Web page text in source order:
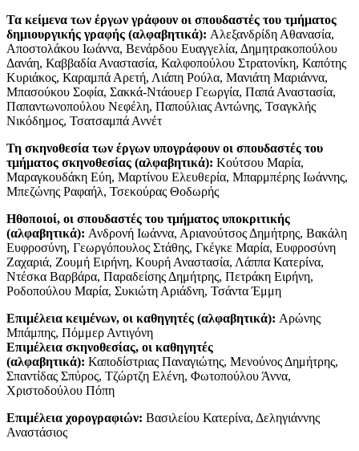
Τα κείμενα των έργων γράφουν οι σπουδαστές του τμήματος
δημιουργικής γραφής (αλφαβητικά): Αλεξανδρίδη Αθανασία,
Αποστολάκου Ιωάννα, Βενάρδου Ευαγγελία, Δημητρακοπούλου
Δανάη, Καββαδία Αναστασία, Καλφοπούλου Στρατονίκη, Καπότης
Κυριάκος, Καραμπά Αρετή, Λιάπη Ρούλα, Μανιάτη Μαριάννα,
Μπασούκου Σοφία, Σακκά-Ντάουερ Γεωργία, Παπά Αναστασία,
Παπαντωνοπούλου Νεφέλη, Παπούλιας Αντώνης, Τσαγκλής
Νικόδημος, Τσατσαμπά Αννέτ
Τη σκηνοθεσία των έργων υπογράφουν οι σπουδαστές του
τμήματος σκηνοθεσίας (αλφαβητικά): Κούτσου Μαρία,
Μαραγκουδάκη Εύη, Μαρτίνου Ελευθερία, Μπαρμπέρης Ιωάννης,
Μπεζώνης Ραφαήλ, Τσεκούρας Θοδωρής
Ηθοποιοί, οι σπουδαστές του τμήματος υποκριτικής
(αλφαβητικά): Ανδρονή Ιωάννα, Αριανούτσος Δημήτρης, Βακάλη
Ευφροσύνη, Γεωργόπουλος Στάθης, Γκέγκε Μαρία, Ευφροσύνη
Ζαχαριά, Ζουμή Ειρήνη, Κουρή Αναστασία, Λάππα Κατερίνα,
Ντέσκα Βαρβάρα, Παραδείσης Δημήτρης, Πετράκη Ειρήνη,
Ροδοπούλου Μαρία, Συκιώτη Αριάδνη, Τσάντα Έμμη
Επιμέλεια κειμένων, οι καθηγητές (αλφαβητικά): Αρώνης
Μπάμπης, Πόμμερ Αντιγόνη
Επιμέλεια σκηνοθεσίας, οι καθηγητές
(αλφαβητικά): Καποδίστριας Παναγιώτης, Μενούνος Δημήτρης,
Σπαντίδας Σπύρος, Τζώρτζη Ελένη, Φωτοπούλου Άννα,
Χριστοδούλου Πόπη
Επιμέλεια χορογραφιών: Βασιλείου Κατερίνα, Δεληγιάννης
Αναστάσιος